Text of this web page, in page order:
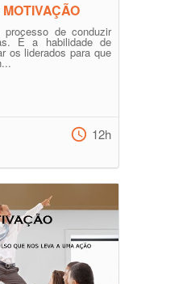
de conduzir
É a habilidade de
os liderados para que
12h